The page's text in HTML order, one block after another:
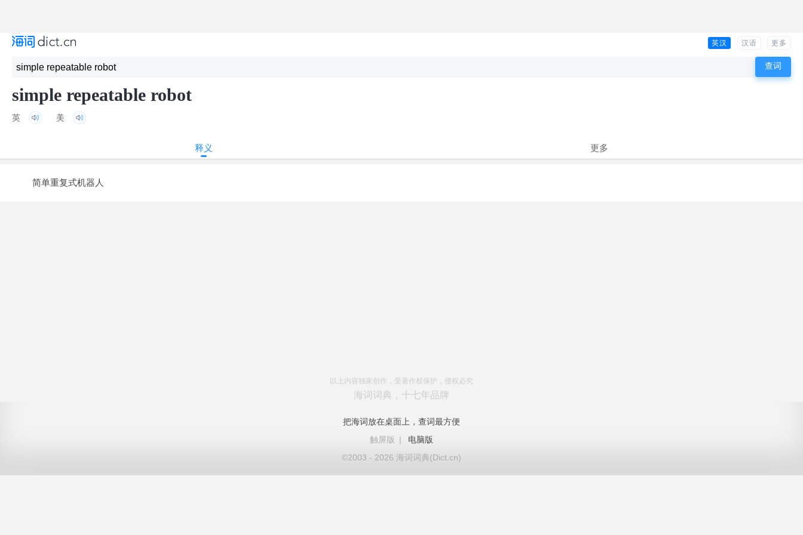
英汉 汉语 更多
simple repeatable robot
英 美
释义 更多
简单重复式机器人
以上内容独家创作，受著作权保护，侵权必究
海词词典，十七年品牌
把海词放在桌面上，查词最方便
触屏版
|
电脑版
©2003 - 2026 海词词典(Dict.cn)